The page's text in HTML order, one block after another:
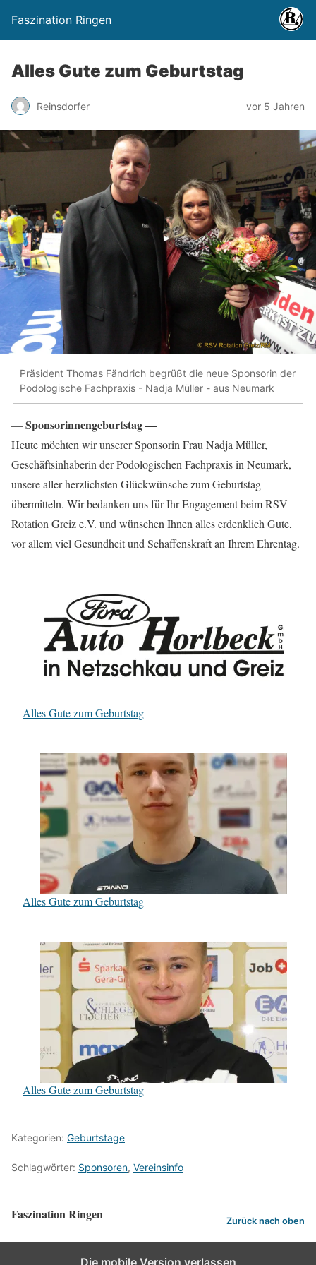
Faszination Ringen
Alles Gute zum Geburtstag
Reinsdorfer vor 5 Jahren
Präsident Thomas Fändrich begrüßt die neue Sponsorin der
Podologische Fachpraxis - Nadja Müller - aus Neumark
—Sponsorinnengeburtstag —
Heute möchten wir unserer Sponsorin Frau Nadja Müller,
Geschäftsinhaberin der Podologischen Fachpraxis in Neumark,
unsere aller herzlichsten Glückwünsche zum Geburtstag
übermitteln. Wir bedanken uns für Ihr Engagement beim RSV
Rotation Greiz e.V. und wünschen Ihnen alles erdenklich Gute,
vor allem viel Gesundheit und Schaffenskraft an Ihrem Ehrentag.
Alles Gute zum Geburtstag
Alles Gute zum Geburtstag
Alles Gute zum Geburtstag
Kategorien: Geburtstage
Schlagwörter: Sponsoren, Vereinsinfo
Faszination Ringen Zurück nach oben
Die mobile Version verlassen